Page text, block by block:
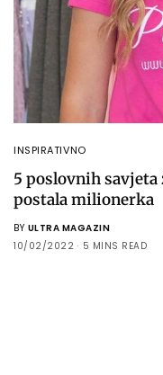
INSPIRATIVNO
5 poslovnih savjeta
postala milionerka
BY ULTRA MAGAZIN
10/02/2022
5 MINS READ